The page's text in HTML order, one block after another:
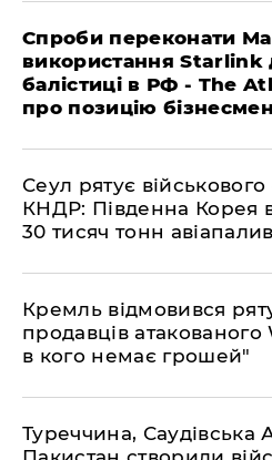
​Спроби переконати
використання Starlink
балістиці в РФ - The
про позицію
​Сеул рятує
КНДР: Південна Корея
30 тисяч тонн
​Кремль відмовився
продавців
в кого немає грошей"
​Туреччина, Саудівська